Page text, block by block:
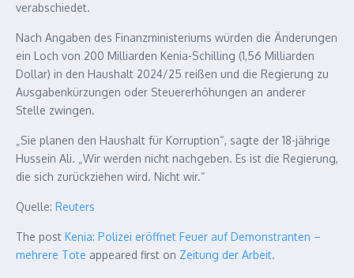
verabschiedet.
Nach Angaben des Finanzministeriums würden die Änderungen
ein Loch von 200 Milliarden Kenia-Schilling (1,56 Milliarden
Dollar) in den Haushalt 2024/25 reißen und die Regierung zu
Ausgabenkürzungen oder Steuererhöhungen an anderer
Stelle zwingen.
„Sie planen den Haushalt für Korruption“, sagte der 18-jährige
Hussein Ali. „Wir werden nicht nachgeben. Es ist die Regierung,
die sich zurückziehen wird. Nicht wir.“
Quelle: Reuters
The post Kenia: Polizei eröffnet Feuer auf Demonstranten –
mehrere Tote appeared first on Zeitung der Arbeit.